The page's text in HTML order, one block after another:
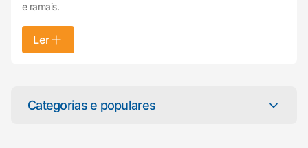
e ramais.
Ler
Categorias e populares
online agora